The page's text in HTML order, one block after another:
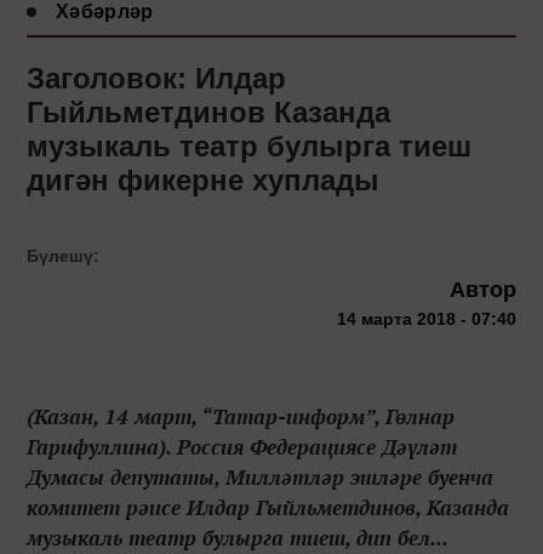
Хәбәрләр
Заголовок: Илдар
Гыйльметдинов Казанда
музыкаль театр булырга тиеш
дигән фикерне хуплады
Бүлешү:
Автор
14 марта 2018 - 07:40
(Казан, 14 март, “Татар-информ”, Гөлнар
Гарифуллина). Россия Федерациясе Дәүләт
Думасы депутаты, Милләтләр эшләре буенча
комитет рәисе Илдар Гыйльметдинов, Казанда
музыкаль театр булырга тиеш, дип бел...